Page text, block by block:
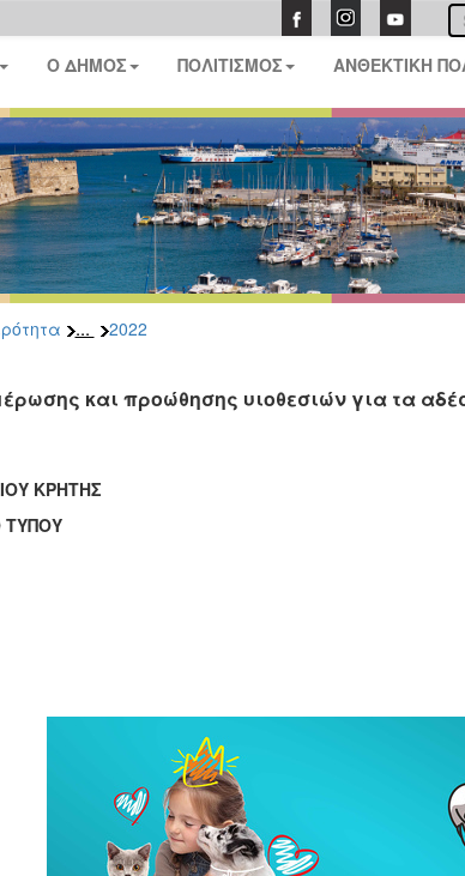
Ο ΔΗΜΟΣ ΠΟΛΙΤΙΣΜΟΣ ΑΝΘΕΚΤΙΚΗ
... 2022
και προώθησης υιοθεσιών για τα
ΚΡΗΤΗΣ